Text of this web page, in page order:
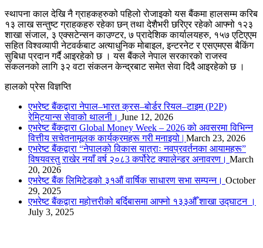
स्थापना काल देखि नै ग्राहकहरुको पहिलो रोजाइको यस बैंकमा हालसम्म करिब
१३ लाख सन्तुष्ट ग्राहकहरु रहेका छन् तथा देशैभरी छरिएर रहेको आफ्नो १२३
शाखा संजाल, ३ एक्सटेन्सन काउण्टर, ७ प्रादेशिक कार्यालयहरु, १५७ एटिएएम
सहित विश्वव्यापी नेटवर्कबाट अत्याधुनिक मोबाइल, इन्टरनेट र एसएमएस बैकिंग
सुबिधा प्रदान गर्दै आइरहेको छ । यस बैंकले नेपाल सरकारको राजस्व
संकलनको लागि ३२ वटा संकलन केन्द्रबाट समेत सेवा दिदै आइरहेको छ ।
हालको प्रेस विज्ञप्ति
एभरेष्ट बैंकद्वारा नेपाल–भारत क्रस–बोर्डर रियल–टाइम (P2P)
रेमिट्यान्स सेवाको थालनी। June 12, 2026
एभरेष्ट बैंकद्वारा Global Money Week – 2026 को अवसरमा विभिन्न
वित्तीय सचेतनामूलक कार्यक्रमहरू गरी मनाइयो | March 23, 2026
एभरेष्ट बैंकद्वारा “नेपालको विकास यात्राः नवप्रवर्तनका आयामहरू”
विषयवस्तु राखेर नयाँ वर्ष २०८3 कर्पोरेट क्यालेन्डर अनावरण। March
20, 2026
एभरेष्ट बैंक लिमिटेडको ३१औं वार्षिक साधारण सभा सम्पन्न। October
29, 2025
एभरेष्ट बैंकद्वारा महोत्तरीको बर्दिबासमा आफ्नो १३३औँ शाखा उद्घाटन ।
July 3, 2025